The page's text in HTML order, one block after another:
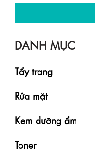
DANH MỤC
Tẩy trang
Rửa mặt
Kem dưỡng ẩm
Toner